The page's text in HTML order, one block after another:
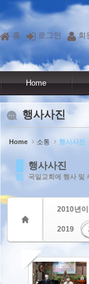
홈 로그인 회
Home
행사사진
Home 소통 행사사진
행사사진
국일교회에 행사 및
2010년
2019